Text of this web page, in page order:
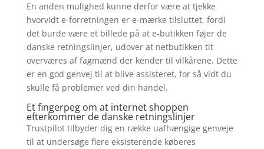
En anden mulighed kunne derfor være at tjekke
hvorvidt e-forretningen er e-mærke tilsluttet, fordi
det burde være et billede på at e-butikken føjer de
danske retningslinjer, udover at netbutikken tit
overværes af fagmænd der kender til vilkårene. Dette
er en god genvej til at blive assisteret, for så vidt du
skulle få problemer ved din handel.
Et fingerpeg om at internet shoppen
efterkommer de danske retningslinjer
Trustpilot tilbyder dig en række uafhængige genveje
til at undersøge flere eksisterende køberes